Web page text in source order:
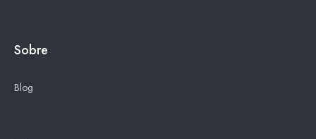
Sobre
Blog